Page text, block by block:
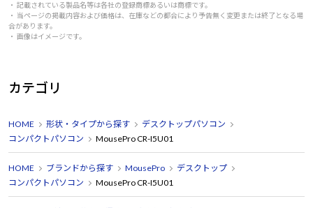
・ 記載されている製品名等は各社の登録商標あるいは商標です。
・ 当ページの掲載内容および価格は、在庫などの都合により予告無く変更または終了となる場
合があります。
・ 画像はイメージです。
カテゴリ
HOME 形状・タイプから探す
デスクトップパソコン
コンパクトパソコン
MousePro CR-I5U01
HOME ブランドから探す MousePro
デスクトップ
コンパクトパソコン
MousePro CR-I5U01